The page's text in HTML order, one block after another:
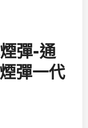
彈-通
彈一代